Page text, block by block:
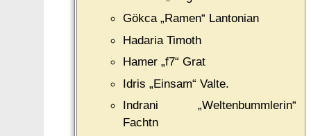
Gökca „Ramen“ Lantonian
Hadaria Timoth
Hamer „f7“ Grat
Idris „Einsam“ Valte.
Indrani „Weltenbummlerin“
Fachtn